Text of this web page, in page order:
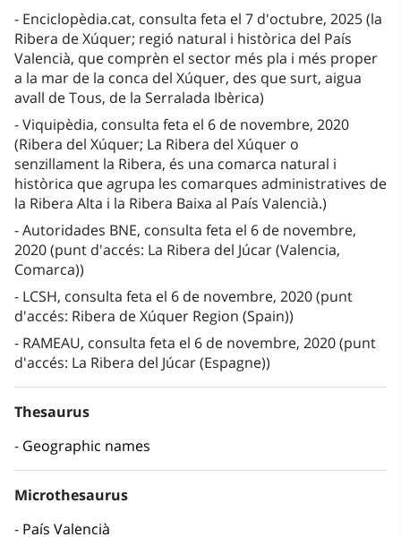
Enciclopèdia.cat, consulta feta el 7 d'octubre, 2025 (la
Ribera de Xúquer; regió natural i històrica del País
Valencià, que comprèn el sector més pla i més proper
a la mar de la conca del Xúquer, des que surt, aigua
avall de Tous, de la Serralada Ibèrica)
Viquipèdia, consulta feta el 6 de novembre, 2020
(Ribera del Xúquer; La Ribera del Xúquer o
senzillament la Ribera, és una comarca natural i
històrica que agrupa les comarques administratives de
la Ribera Alta i la Ribera Baixa al País Valencià.)
Autoridades BNE, consulta feta el 6 de novembre,
2020 (punt d'accés: La Ribera del Júcar (Valencia,
Comarca))
LCSH, consulta feta el 6 de novembre, 2020 (punt
d'accés: Ribera de Xúquer Region (Spain))
RAMEAU, consulta feta el 6 de novembre, 2020 (punt
d'accés: La Ribera del Júcar (Espagne))
Thesaurus
Geographic names
Microthesaurus
País Valencià